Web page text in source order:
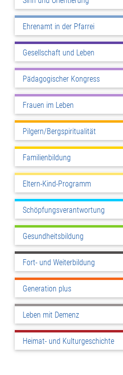
Ehrenamt in der Pfarrei
Gesellschaft und Leben
Pädagogischer Kongress
Frauen im Leben
Pilgern/Bergspiritualität
Familienbildung
Eltern-Kind-Programm
Schöpfungsverantwortung
Gesundheitsbildung
Fort- und Weiterbildung
Generation plus
Leben mit Demenz
Heimat- und Kulturgeschichte